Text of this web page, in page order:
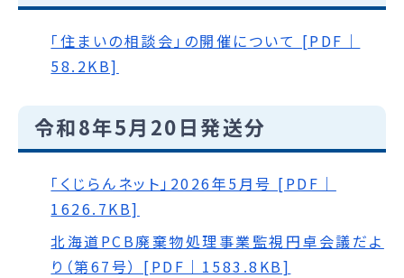
｢住まいの相談会｣の開催について [PDF｜
58.2KB]
令和8年5月20日発送分
「くじらんネット」2026年5月号 [PDF｜
1626.7KB]
北海道PCB廃棄物処理事業監視円卓会議だよ
り（第67号） [PDF｜1583.8KB]